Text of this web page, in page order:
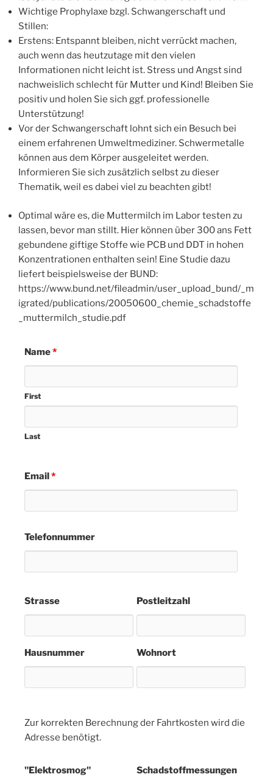
Wichtige Prophylaxe bzgl. Schwangerschaft und
Stillen:
Erstens: Entspannt bleiben, nicht verrückt machen,
auch wenn das heutzutage mit den vielen
Informationen nicht leicht ist. Stress und Angst sind
nachweislich schlecht für Mutter und Kind! Bleiben Sie
positiv und holen Sie sich ggf. professionelle
Unterstützung!
Vor der Schwangerschaft lohnt sich ein Besuch bei
einem erfahrenen Umweltmediziner. Schwermetalle
können aus dem Körper ausgeleitet werden.
Informieren Sie sich zusätzlich selbst zu dieser
Thematik, weil es dabei viel zu beachten gibt!
Optimal wäre es, die Muttermilch im Labor testen zu
lassen, bevor man stillt. Hier können über 300 ans Fett
gebundene giftige Stoffe wie PCB und DDT in hohen
Konzentrationen enthalten sein! Eine Studie dazu
liefert beispielsweise der BUND:
https://www.bund.net/fileadmin/user_upload_bund/_m
igrated/publications/20050600_chemie_schadstoffe
_muttermilch_studie.pdf
Name*
First
Last
Email*
Telefonnummer
Strasse
Hausnummer
Postleitzahl
Wohnort
Zur korrekten Berechnung der Fahrtkosten wird die
Adresse benötigt.
"Elektrosmog"
Schadstoffmessungen